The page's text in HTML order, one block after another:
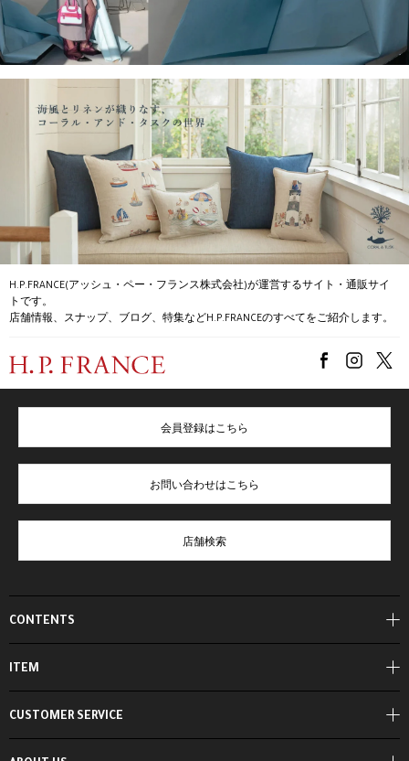
H.P.FRANCE(アッシュ・ペー・フランス株式会社)が運営するサイト・通販サイ
トです。
店舗情報、スナップ、ブログ、特集などH.P.FRANCEのすべてをご紹介します。
CONTENTS
ITEM
会員登録はこちら
お問い合わせはこちら
店舗検索
CUSTOMER SERVICE